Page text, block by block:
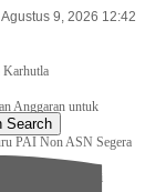
Agustus 9, 2026 12:42
Karhutla
Anggaran untuk
PAI Non ASN Segera
Tebing Tertinggi
Search